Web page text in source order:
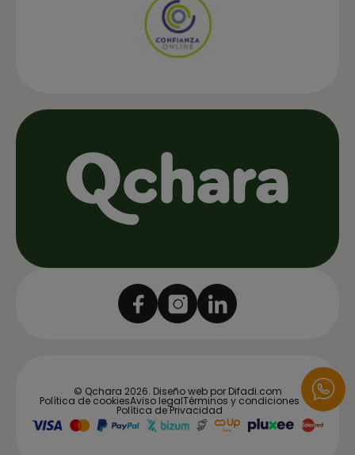
© Qchara 2026. Diseño web por Difadi.com
Política de cookiesAviso legalTérminos y condiciones
Política de Privacidad